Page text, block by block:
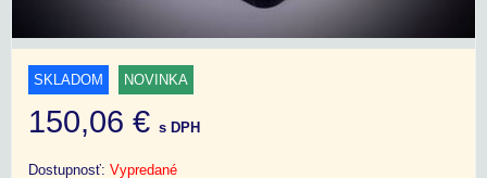
SKLADOM NOVINKA
150,06 € s DPH
Dostupnosť: Vypredané